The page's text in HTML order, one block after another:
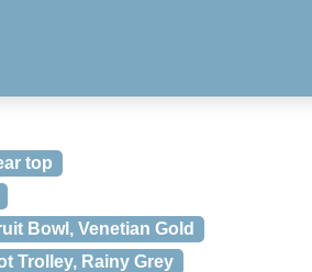
top
Bowl, Venetian Gold
Trolley, Rainy Grey